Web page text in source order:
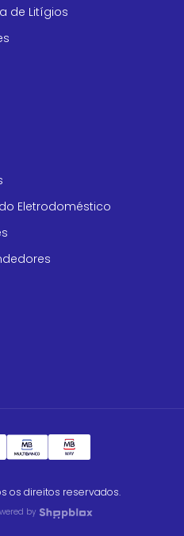
de Litígios
Eletrodoméstico
os direitos reservados.
by